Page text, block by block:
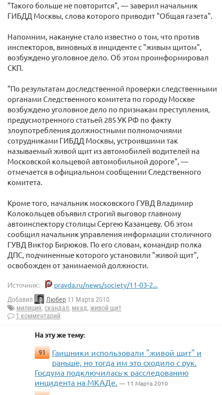
"Такого больше не повторится", — заверил начальник
ГИБДД Москвы, слова которого приводит "Общая газета".
Напомним, накануне стало известно о том, что против
инспекторов, виновных в инциденте с "живым щитом",
возбуждено уголовное дело. Об этом проинформировал
СКП.
"По результатам доследственной проверки следственными
органами Следственного комитета по городу Москве
возбуждено уголовное дело по признакам преступления,
предусмотренного статьей 285 УК РФ по факту
злоупотребления должностными полномочиями
сотрудниками ГИБДД Москвы, устроившими так
называемый живой щит из автомобилей водителей на
Московской кольцевой автомобильной дороге", —
отмечается в официальном сообщении Следственного
комитета.
Кроме того, начальник московского ГУВД Владимир
Колокольцев объявил строгий выговор главному
автоинспектору столицы Сергею Казанцеву. Об этом
сообщил начальник управления информации столичного
ГУВД Виктор Бирюков. По его словам, командир полка
ДПС, подчиненные которого установили "живой щит",
освобожден от занимаемой должности.
Источник: pravda.ru/news/society/11-03-2...
Добавил Любер 11 Марта 2010
милиция, скандал, мкад, живой щит
1 комментарий
На эту же тему:
91
Гаишники использовали "живой щит" и
раньше, но тогда им это сходило с рук.
Госдума подключилась к расследованию
инцидента на МКАДе. — 11 Марта 2010